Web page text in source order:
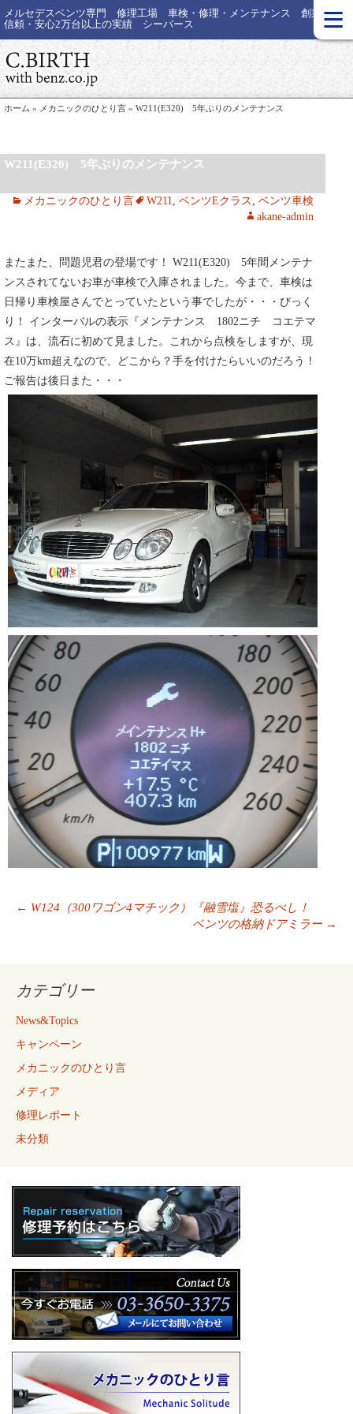
メルセデスベンツ専門 修理工場 車検・修理・メンテナンス 創業30年
信頼・安心2万台以上の実績 シーバース
≡
ホーム » メカニックのひとり言 » W211(E320) 5年ぶりのメンテナンス
W211(E320) 5年ぶりのメンテナンス
メカニックのひとり言 W211, ベンツEクラス , ベンツ車検
akane-admin
またまた、問題児君の登場です！ W211(E320) 5年間メンテナ
ンスされてないお車が車検で入庫されました。今まで、車検は
日帰り車検屋さんでとっていたという事でしたが・・・びっく
り！ インターバルの表示『メンテナンス 1802ニチ コエテマ
ス』は、流石に初めて見ました。これから点検をしますが、現
在10万km超えなので、どこから？手を付けたらいいのだろう！
ご報告は後日また・・・
← W124（300ワゴン4マチック）『融雪塩』恐るべし！
ベンツの格納ドアミラー →
カテゴリー
News&Topics
キャンペーン
メカニックのひとり言
メディア
修理レポート
未分類